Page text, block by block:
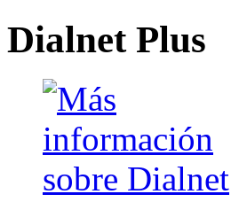
Dialnet Plus